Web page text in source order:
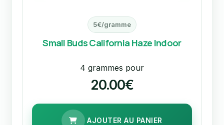
5€/gramme
Small Buds California Haze Indoor
4 grammes pour
20.00€
AJOUTER AU PANIER